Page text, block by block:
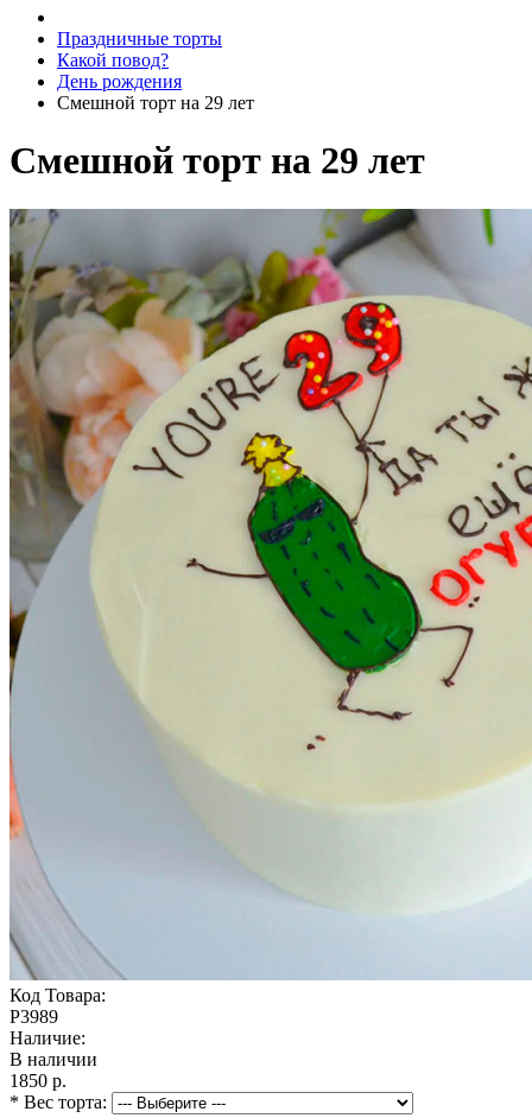
Праздничные торты
Какой повод?
День рождения
Смешной торт на 29 лет
Смешной торт на 29 лет
Код Товара:
P3989
Наличие:
В наличии
1850 р.
* Вес торта: